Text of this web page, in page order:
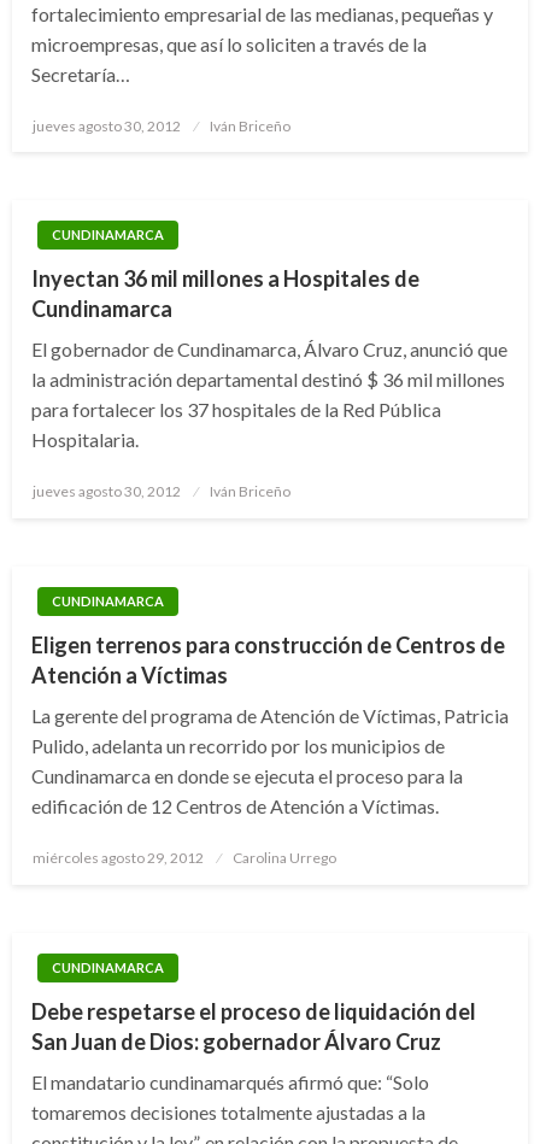
fortalecimiento empresarial de las medianas, pequeñas y
microempresas, que así lo soliciten a través de la
Secretaría…
Publicado
jueves agosto 30, 2012 Iván Briceño
CUNDINAMARCA
Inyectan 36 mil millones a Hospitales de
Cundinamarca
El gobernador de Cundinamarca, Álvaro Cruz, anunció que
la administración departamental destinó $ 36 mil millones
para fortalecer los 37 hospitales de la Red Pública
Hospitalaria.
Publicado
jueves agosto 30, 2012 Iván Briceño
CUNDINAMARCA
Eligen terrenos para construcción de Centros de
Atención a Víctimas
La gerente del programa de Atención de Víctimas, Patricia
Pulido, adelanta un recorrido por los municipios de
Cundinamarca en donde se ejecuta el proceso para la
edificación de 12 Centros de Atención a Víctimas.
Publicado
miércoles agosto 29, 2012 Carolina Urrego
CUNDINAMARCA
Debe respetarse el proceso de liquidación del
San Juan de Dios: gobernador Álvaro Cruz
El mandatario cundinamarqués afirmó que: “Solo
tomaremos decisiones totalmente ajustadas a la